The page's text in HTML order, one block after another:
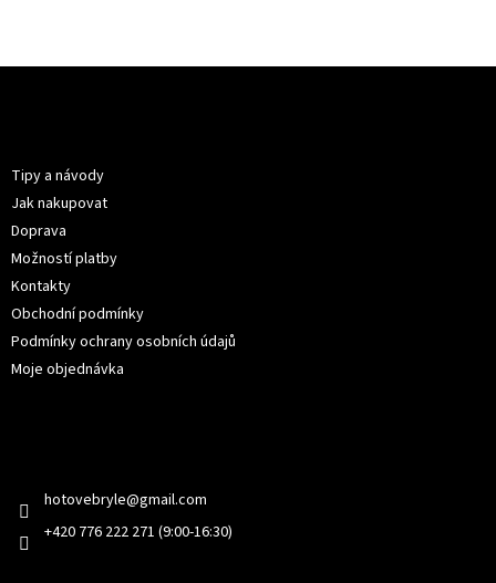
Tipy a návody
Jak nakupovat
Doprava
Možností platby
Kontakty
Obchodní podmínky
Podmínky ochrany osobních údajů
Moje objednávka
hotovebryle@gmail.com
+420 776 222 271 (9:00-16:30)